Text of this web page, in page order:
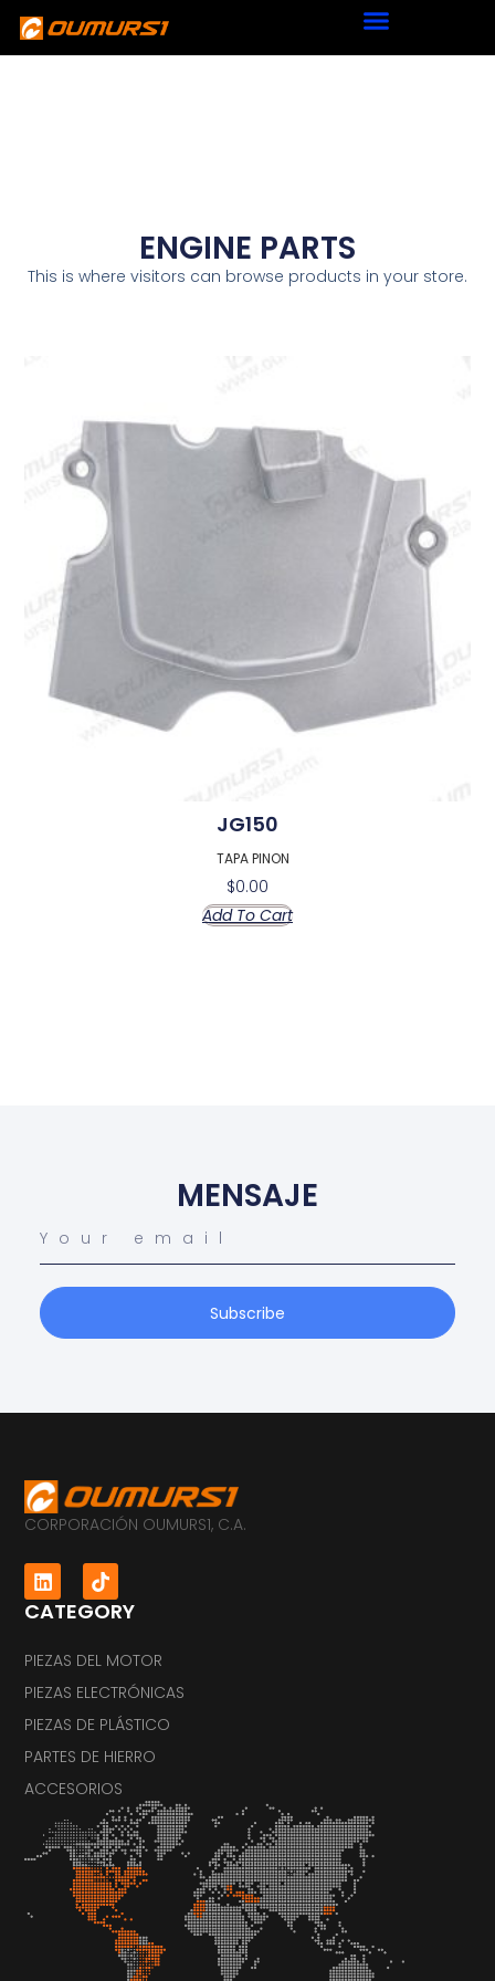
ENGINE PARTS
This is where visitors can browse products in your store.
JG150
TAPA PINON
$0.00
Add To Cart
MENSAJE
Subscribe
CORPORACIÓN OUMURS1, C.A.
CATEGORY
PIEZAS DEL MOTOR
PIEZAS ELECTRÓNICAS
PIEZAS DE PLÁSTICO
PARTES DE HIERRO
ACCESORIOS